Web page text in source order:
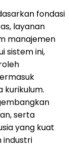
fondasi
layanan
manajemen
sistem ini,
kurikulum.
serta
yang kuat
industri